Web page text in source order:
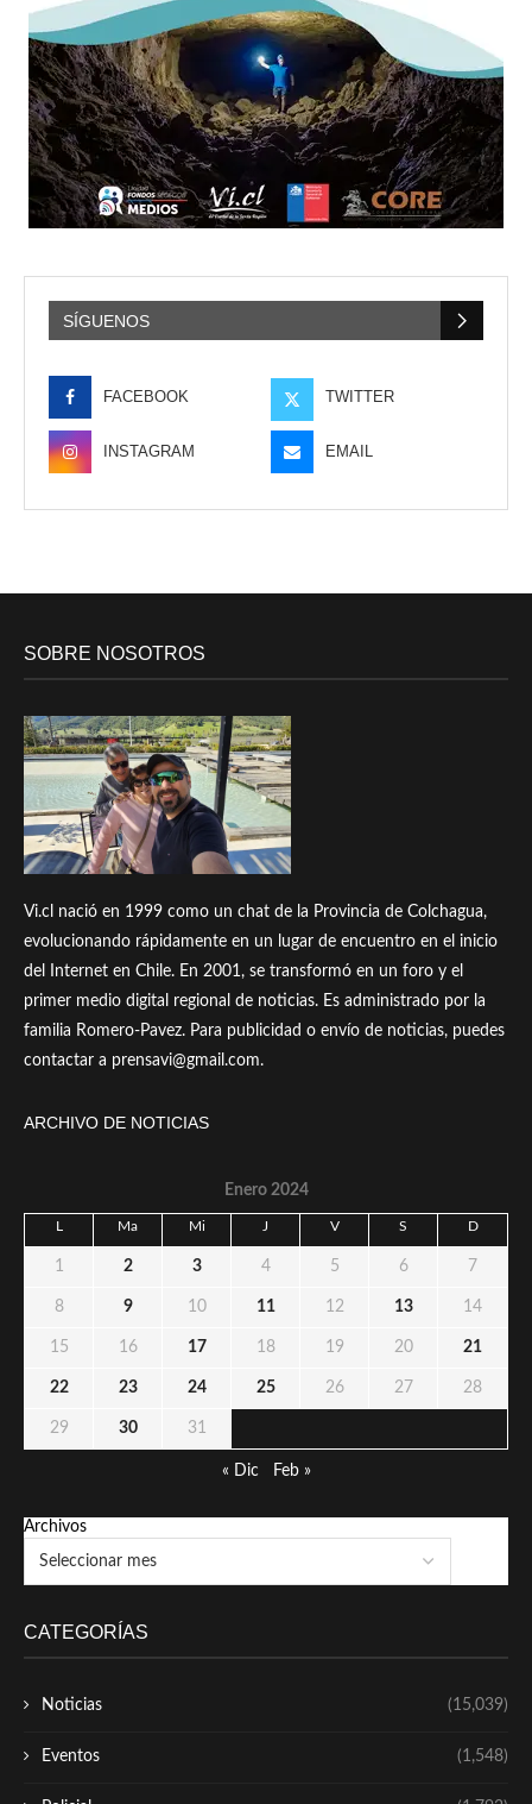
SÍGUENOS
FACEBOOK TWITTER
INSTAGRAM EMAIL
SOBRE NOSOTROS
Vi.cl nació en 1999 como un chat de la Provincia de Colchagua,
evolucionando rápidamente en un lugar de encuentro en el inicio
del Internet en Chile. En 2001, se transformó en un foro y el
primer medio digital regional de noticias. Es administrado por la
familia Romero-Pavez. Para publicidad o envío de noticias, puedes
contactar a prensavi@gmail.com.
ARCHIVO DE NOTICIAS
Enero 2024
Ma Mi J V S D
1 2 3 4 5 6 7
8 9 10 11 12 13 14
15 16 17 18 19 20 21
22 23 24 25 26 27 28
29 30 31
« Dic Feb »
Archivos
CATEGORÍAS
Noticias (15,039)
Eventos (1,548)